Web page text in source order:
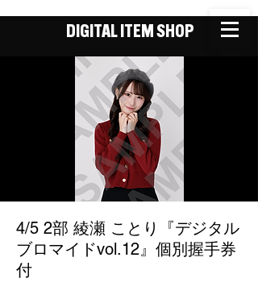
DIGITAL ITEM SHOP
4/5 2部 綾瀬 ことり『デジタル
ブロマイドvol.12』個別握手券
付